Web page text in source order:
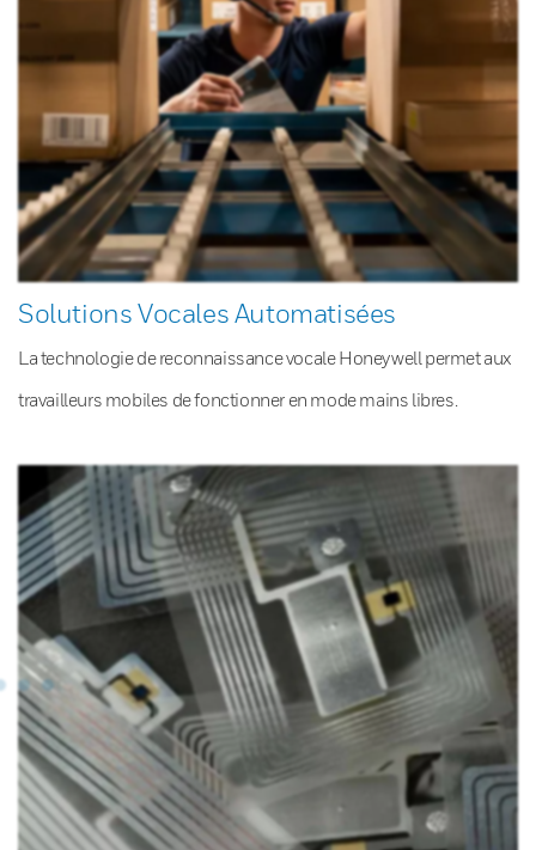
Solutions Vocales Automatisées
La technologie de reconnaissance vocale Honeywell permet aux
travailleurs mobiles de fonctionner en mode mains libres.